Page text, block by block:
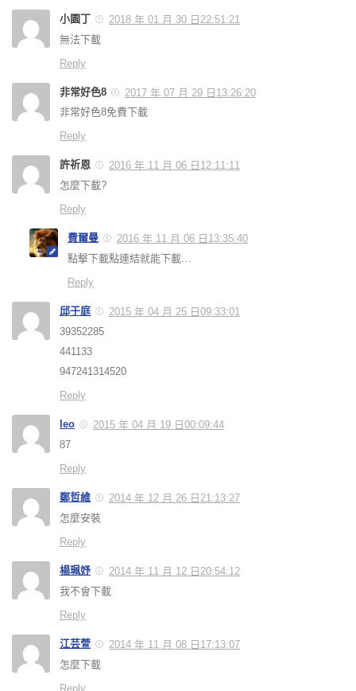
小園丁
2018 年 01 月 30 日22:51:21
無法下載
Reply
非常好色8
2017 年 07 月 29 日13:26:20
非常好色8免費下載
Reply
許祈恩
2016 年 11 月 06 日12:11:11
怎麼下載?
Reply
費爾曼
2016 年 11 月 06 日13:35:40
點擊下載點連結就能下載…
Reply
邱于庭
2015 年 04 月 25 日09:33:01
39352285
441133
947241314520
Reply
leo
2015 年 04 月 19 日00:09:44
87
Reply
鄭哲維
2014 年 12 月 26 日21:13:27
怎麼安裝
Reply
楊珮妤
2014 年 11 月 12 日20:54:12
我不會下載
Reply
江芸萱
2014 年 11 月 08 日17:13:07
怎麼下載
Reply